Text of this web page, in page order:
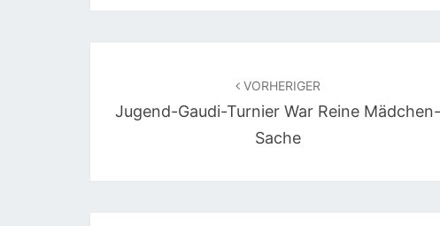
VORHERIGER
Jugend-Gaudi-Turnier War Reine Mädchen-
Sache